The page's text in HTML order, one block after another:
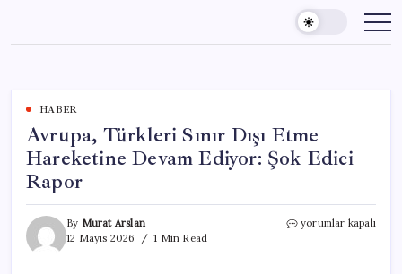
content
HABER
Avrupa, Türkleri Sınır Dışı Etme
Hareketine Devam Ediyor: Şok Edici
Rapor
By Murat Arslan
12 Mayıs 2026
1 Min Read
Avrupa,
yorumlar kapalı